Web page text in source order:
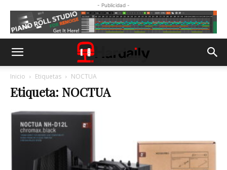
- Publicidad -
Inicio Etiquetas NOCTUA
Etiqueta: NOCTUA